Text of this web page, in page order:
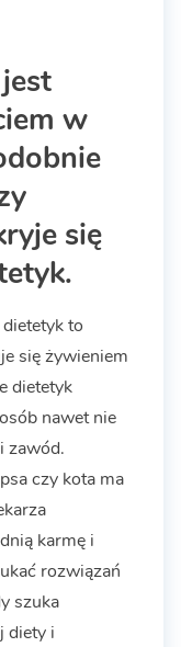
w
się
to
się żywieniem
dietetyk
nawet nie
zawód.
czy kota ma
karmę i
rozwiązań
szuka
diety i